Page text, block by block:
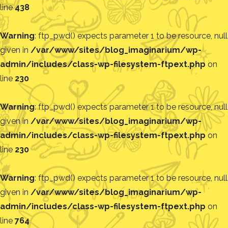
line438
Warning: ftp_pwd() expects parameter 1 to be resource, null
given in /var/www/sites/blog_imaginarium/wp-
admin/includes/class-wp-filesystem-ftpext.php on
line 230
Warning: ftp_pwd() expects parameter 1 to be resource, null
given in /var/www/sites/blog_imaginarium/wp-
admin/includes/class-wp-filesystem-ftpext.php on
line 230
Warning: ftp_pwd() expects parameter 1 to be resource, null
given in /var/www/sites/blog_imaginarium/wp-
admin/includes/class-wp-filesystem-ftpext.php on
line 764